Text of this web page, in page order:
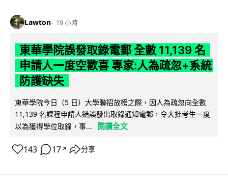
Lawton 19 小時
東華學院誤發取錄電郵 全數 11,139 名
申請人一度空歡喜 專家:人為疏忽+系統
防護缺失
東華學院今日（5 日）大學聯招放榜之際，因人為疏忽向全數
11,139 名課程申請人錯誤發出取錄通知電郵，令大批考生一度
以為獲得學位取錄，事...
閱讀全文
143 17 ↗ 分享